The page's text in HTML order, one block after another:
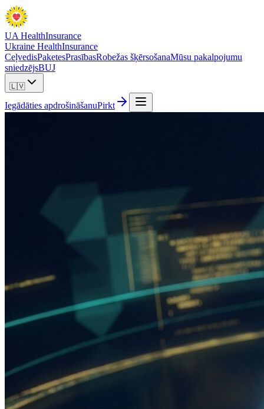
UA HealthInsurance
Ukraine HealthInsurance
CeļvedisPaketesPrasībasRobežas šķērsošanaMūsu pakalpojumu
sniedzējsBUJ
🇱🇻
Iegādāties apdrošināšanuPirkt